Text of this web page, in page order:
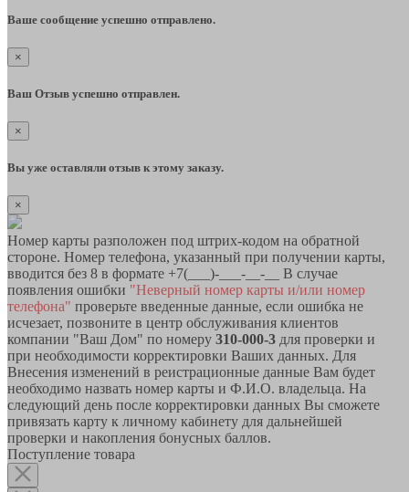
Ваше сообщение успешно отправлено.
×
Ваш Отзыв успешно отправлен.
×
Вы уже оставляли отзыв к этому заказу.
×
Номер карты разположен под штрих-кодом на обратной
стороне. Номер телефона, указанный при получении карты,
вводится без 8 в формате +7(___)-___-__-__ В случае
появления ошибки "Неверный номер карты и/или номер
телефона" проверьте введенные данные, если ошибка не
исчезает, позвоните в центр обслуживания клиентов
компании "Ваш Дом" по номеру 310-000-3 для проверки и
при необходимости корректировки Ваших данных. Для
Внесения изменений в реистрационные данные Вам будет
необходимо назвать номер карты и Ф.И.О. владельца. На
следующий день после корректировки данных Вы сможете
привязать карту к личному кабинету для дальнейшей
проверки и накопления бонусных баллов.
Поступление товара